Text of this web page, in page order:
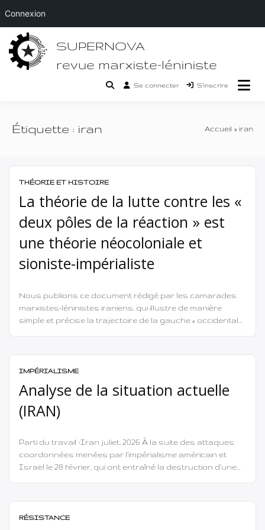
Passer
contenu
SUPERNOVA
revue marxiste-léniniste
Se connecter S’inscrire
Étiquette : iran Accueil iran
THÉORIE ET HISTOIRE
La théorie de la lutte contre les «
deux pôles de la réaction » est
une théorie néocoloniale et
sioniste-impérialiste
Nous publions ce document rédigé par les camarades
marxistes-léninistes iraniens, qui illustre de manière
simple et précise la trajectoire de la gauche « occidentale
prolétarienne en général. ___ […]
IMPÉRIALISME
Analyse de la situation actuelle
(IRAN)
Parti du travail -Iran juliet, 2026 À la suite des attaques
coordonnées menées par l’impérialisme américain et
Israël le 28 février, qui ont entraîné la destruction d’une
s’est ouverte en Asie occidentale ; […]
RÉSISTANCE
Connexion